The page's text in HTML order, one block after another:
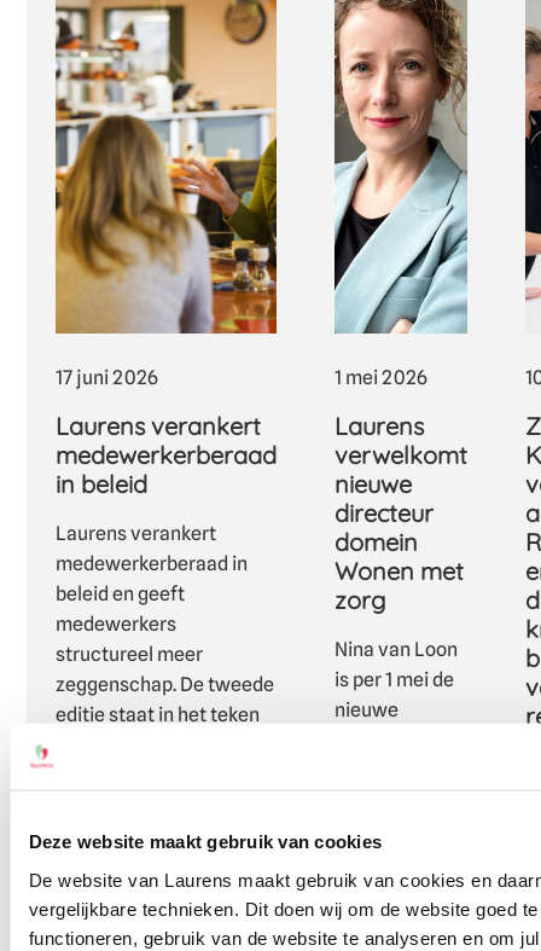
Deze website maakt gebruik van cookies
De website van Laurens maakt gebruik van cookies en
vergelijkbare technieken. Dit doen wij om de website goed
functioneren, gebruik van de website te analyseren en om
17 juni 2026
Laurens verankert
medewerkerberaad
in beleid
Laurens verankert
medewerkerberaad in
beleid en geeft
medewerkers
structureel meer
zeggenschap. De tweede
editie staat in het teken
1 mei 2026
Laurens
verwelkomt
nieuwe
directeur
domein
Wonen met
zorg
Nina van Loon
is per 1 mei de
nieuwe